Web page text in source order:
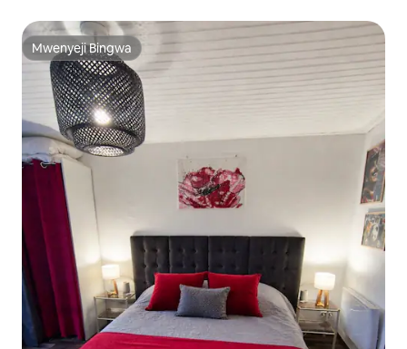
Mwenyeji Bingwa
Mwenyeji Bingwa